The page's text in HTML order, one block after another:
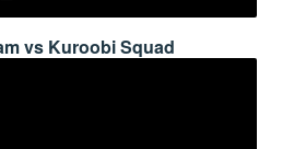
vs Kuroobi Squad